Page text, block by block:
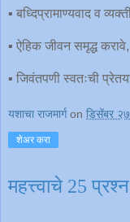
▪️ बध्दिप्रामाण्यवाद व
▪️ ऐहिक जीवन समृद्ध
▪️ जिवंतपणी स्वतःची
यशाचा राजमार्ग on डिसेंबर
शेअर करा
महत्त्वाचे 25